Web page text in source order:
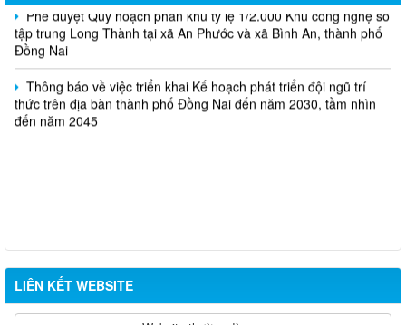
Phê duyệt Quy hoạch phân khu tỷ lệ 1/2.000 Khu công nghệ số
tập trung Long Thành tại xã An Phước và xã Bình An, thành phố
Đồng Nai
Thông báo về việc triển khai Kế hoạch phát triển đội ngũ trí
thức trên địa bàn thành phố Đồng Nai đến năm 2030, tầm nhìn
đến năm 2045
LIÊN KẾT WEBSITE